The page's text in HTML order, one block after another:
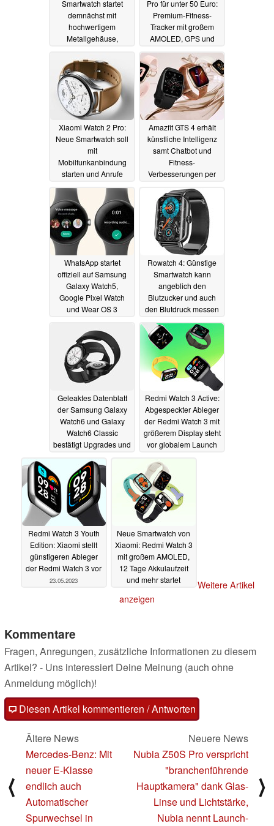
Smartwatch startet
demnächst mit
hochwertigem
Metallgehäuse,
Individualisierbarkeit
26.11.2023
Pro für unter 50 Euro:
Premium-Fitness-
Tracker mit großem
AMOLED, GPS und
mehr zum halben Preis
17.08.2023
Xiaomi Watch 2 Pro:
Neue Smartwatch soll
mit
Mobilfunkanbindung
starten und Anrufe
erlauben
17.08.2023
Amazfit GTS 4 erhält
künstliche Intelligenz
samt Chatbot und
Fitness-
Verbesserungen per
WhatsApp startet
offiziell auf Samsung
Galaxy Watch5,
Google Pixel Watch
und Wear OS 3
Rowatch 4: Günstige
Smartwatch kann
angeblich den
Blutzucker und auch
den Blutdruck messen
19.07.2023
Geleaktes Datenblatt
der Samsung Galaxy
Watch6 und Galaxy
Watch6 Classic
bestätigt Upgrades und
Redmi Watch 3 Active:
Abgespeckter Ableger
der Redmi Watch 3 mit
größerem Display steht
vor globalem Launch
Redmi Watch 3 Youth
Edition: Xiaomi stellt
günstigeren Ableger
der Redmi Watch 3 vor
23.05.2023
Neue Smartwatch von
Xiaomi: Redmi Watch 3
mit großem AMOLED,
12 Tage Akkulaufzeit
und mehr startet
Weitere Artikel
anzeigen
Kommentare
Fragen, Anregungen, zusätzliche Informationen zu diesem
Artikel? - Uns interessiert Deine Meinung (auch ohne
Anmeldung möglich)!
Diesen Artikel kommentieren / Antworten
⟨
Ältere News
Mercedes-Benz: Mit
neuer E-Klasse
endlich auch
Automatischer
Spurwechsel in
Neuere News
Nubia Z50S Pro verspricht
"branchenführende
Hauptkamera" dank Glas-
Linse und Lichtstärke,
Nubia nennt Launch-
⟩